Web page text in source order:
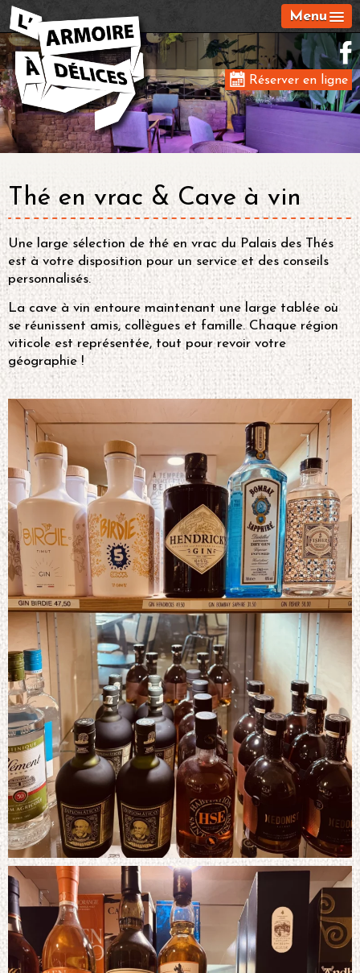
Menu
Réserver en ligne
Thé en vrac & Cave à vin
Une large sélection de thé en vrac du Palais des Thés
est à votre disposition pour un service et des conseils
personnalisés.
La cave à vin entoure maintenant une large tablée où
se réunissent amis, collègues et famille. Chaque région
viticole est représentée, tout pour revoir votre
géographie !